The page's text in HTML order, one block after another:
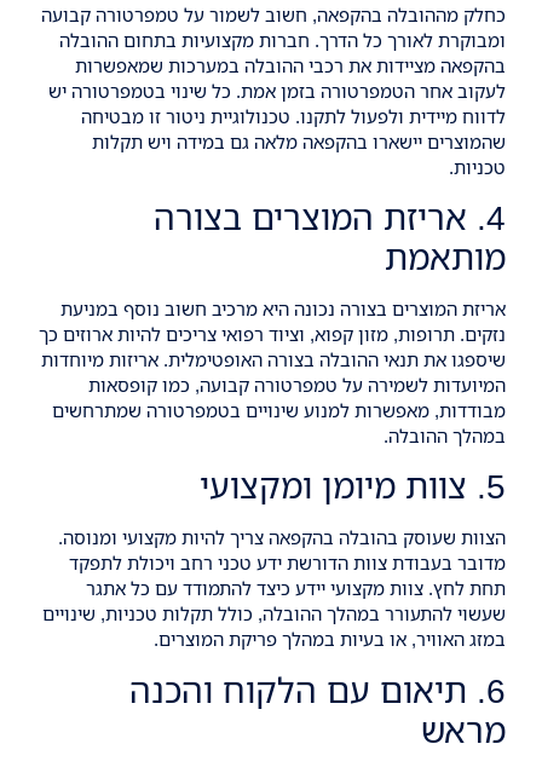
כחלק מההובלה בהקפאה, חשוב לשמור על טמפרטורה קבועה
ומבוקרת לאורך כל הדרך. חברות מקצועיות בתחום ההובלה
בהקפאה מציידות את רכבי ההובלה במערכות שמאפשרות
לעקוב אחר הטמפרטורה בזמן אמת. כל שינוי בטמפרטורה יש
לדווח מיידית ולפעול לתקנו. טכנולוגיית ניטור זו מבטיחה
שהמוצרים יישארו בהקפאה מלאה גם במידה ויש תקלות
טכניות.
4. אריזת המוצרים בצורה
מותאמת
אריזת המוצרים בצורה נכונה היא מרכיב חשוב נוסף במניעת
נזקים. תרופות, מזון קפוא, וציוד רפואי צריכים להיות ארוזים כך
שיספגו את תנאי ההובלה בצורה האופטימלית. אריזות מיוחדות
המיועדות לשמירה על טמפרטורה קבועה, כמו קופסאות
מבודדות, מאפשרות למנוע שינויים בטמפרטורה שמתרחשים
במהלך ההובלה.
5. צוות מיומן ומקצועי
הצוות שעוסק בהובלה בהקפאה צריך להיות מקצועי ומנוסה.
מדובר בעבודת צוות הדורשת ידע טכני רחב ויכולת לתפקד
תחת לחץ. צוות מקצועי יידע כיצד להתמודד עם כל אתגר
שעשוי להתעורר במהלך ההובלה, כולל תקלות טכניות, שינויים
במזג האוויר, או בעיות במהלך פריקת המוצרים.
6. תיאום עם הלקוח והכנה
מראש